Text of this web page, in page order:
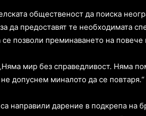
общественост да поиска
да предоставят те необходимата
се позволи преминаването на
мир без справедливост. Няма
допуснем миналото да се повтаря.“
направили дарение в подкрепа на